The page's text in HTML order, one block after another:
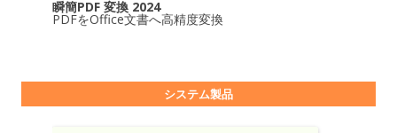
瞬簡PDF 変換 2024
PDFをOffice文書へ高精度変換
システム製品